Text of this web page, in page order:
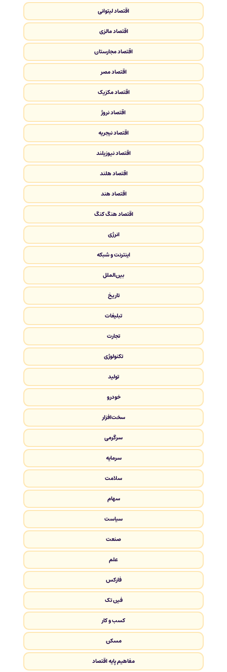
اقتصاد لیتوانی
اقتصاد مالزی
اقتصاد مجارستان
اقتصاد مصر
اقتصاد مکزیک
اقتصاد نروژ
اقتصاد نیجریه
اقتصاد نیوزیلند
اقتصاد هلند
اقتصاد هند
اقتصاد هنگ کنگ
انرژی
اینترنت و شبکه
بین‌الملل
تاریخ
تبلیغات
تجارت
تکنولوژی
تولید
خودرو
سخت‌افزار
سرگرمی
سرمایه
سلامت
سهام
سیاست
صنعت
علم
فارکس
فین تک
کسب و کار
مسکن
مفاهیم پایه اقتصاد